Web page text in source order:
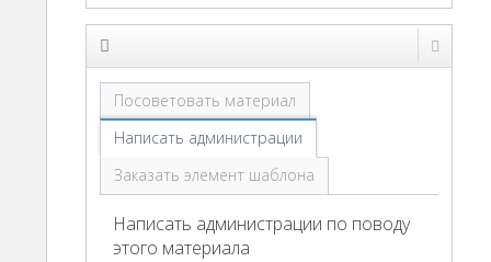
Посоветовать материал
Написать администрации
Заказать элемент шаблона
Написать администрации по поводу
этого материала